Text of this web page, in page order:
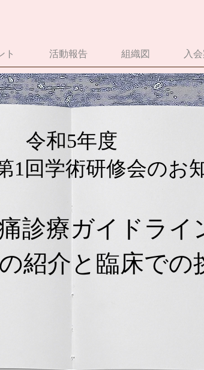
ト 活動報告 組織図 入
令和5年度
1回学術研修会のお
診療ガイドライ
紹介と臨床での